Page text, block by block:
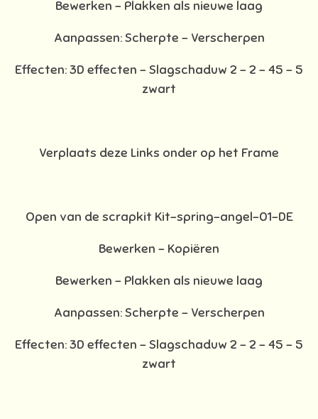
Bewerken - Plakken als nieuwe laag
Aanpassen: Scherpte – Verscherpen
Effecten: 3D effecten - Slagschaduw 2 – 2 – 45 – 5
zwart
Verplaats deze Links onder op het Frame
Open van de scrapkit Kit-spring-angel-01-DE
Bewerken – Kopiëren
Bewerken - Plakken als nieuwe laag
Aanpassen: Scherpte – Verscherpen
Effecten: 3D effecten - Slagschaduw 2 – 2 – 45 – 5
zwart